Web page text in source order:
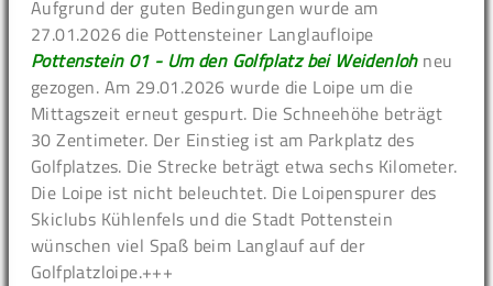
Aufgrund der guten Bedingungen wurde am
27.01.2026 die Pottensteiner Langlaufloipe
Pottenstein 01 - Um den Golfplatz bei Weidenlohneu
gezogen. Am 29.01.2026 wurde die Loipe um die
Mittagszeit erneut gespurt. Die Schneehöhe beträgt
30 Zentimeter. Der Einstieg ist am Parkplatz des
Golfplatzes. Die Strecke beträgt etwa sechs Kilometer.
Die Loipe ist nicht beleuchtet. Die Loipenspurer des
Skiclubs Kühlenfels und die Stadt Pottenstein
wünschen viel Spaß beim Langlauf auf der
Golfplatzloipe.+++